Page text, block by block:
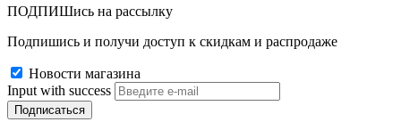
ПОДПИШись на рассылку
Подпишись и получи доступ к скидкам и распродаже
Новости магазина
Input with success